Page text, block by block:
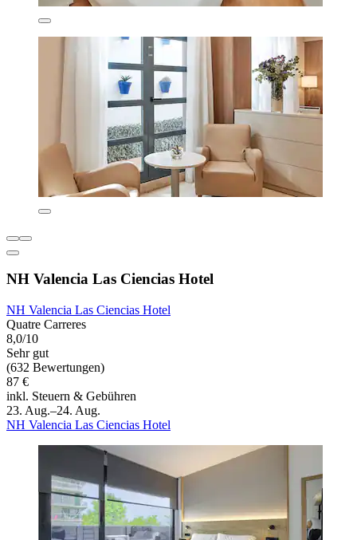
NH Valencia Las Ciencias Hotel
NH Valencia Las Ciencias Hotel
Quatre Carreres
8,0/10
Sehr gut
(632 Bewertungen)
87 €
inkl. Steuern & Gebühren
23. Aug.–24. Aug.
NH Valencia Las Ciencias Hotel